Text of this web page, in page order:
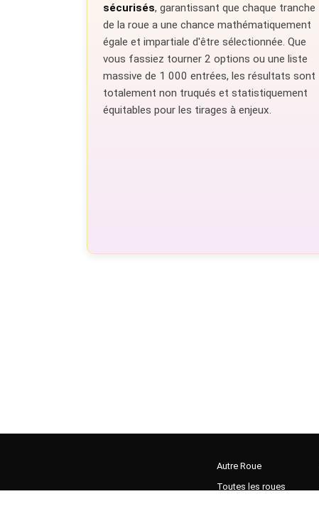
sécurisés, garantissant que chaque tranche
de la roue a une chance mathématiquement
égale et impartiale d'être sélectionnée. Que
vous fassiez tourner 2 options ou une liste
massive de 1 000 entrées, les résultats sont
totalement non truqués et statistiquement
équitables pour les tirages à enjeux.
Autre Roue
Toutes les roues